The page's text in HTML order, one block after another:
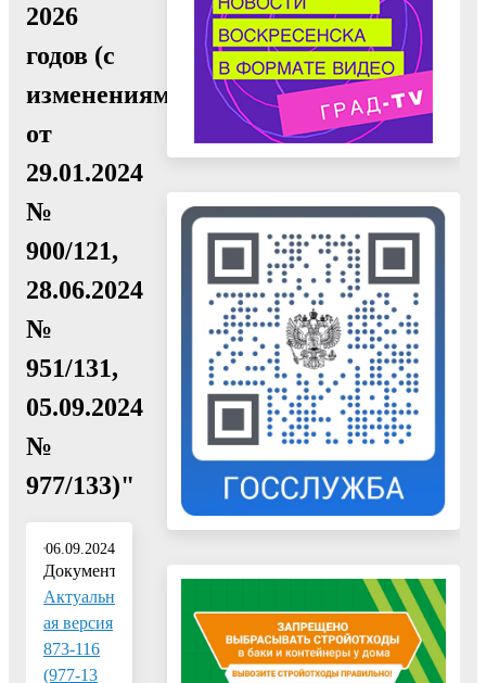
2026
годов (с
изменениями
от
29.01.2024
№
900/121,
28.06.2024
№
951/131,
05.09.2024
№
977/133)"
06.09.2024
Документ:
Актуальн
ая версия
873-116
(977-13